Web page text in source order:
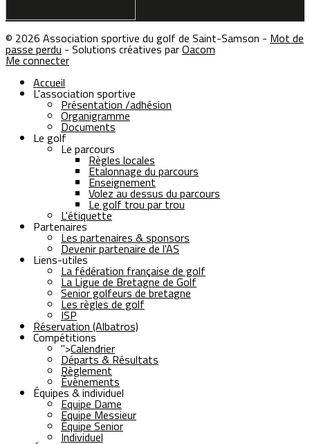
© 2026 Association sportive du golf de Saint-Samson - Mot de
passe perdu - Solutions créatives parOacom
Me connecter
Accueil
L'association sportive
Présentation /adhésion
Organigramme
Documents
Le golf
Le parcours
Règles locales
Etalonnage du parcours
Enseignement
Volez au dessus du parcours
Le golf trou par trou
L'étiquette
Partenaires
Les partenaires & sponsors
Devenir partenaire de l'AS
Liens-utiles
La fédération française de golf
La Ligue de Bretagne de Golf
Senior golfeurs de bretagne
Les règles de golf
ISP
Réservation (Albatros)
Compétitions
">Calendrier
Départs & Résultats
Règlement
Évènements
Équipes & individuel
Equipe Dame
Equipe Messieur
Équipe Senior
Individuel